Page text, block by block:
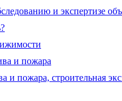
и экспертизе
и пожара
и пожара, строительная